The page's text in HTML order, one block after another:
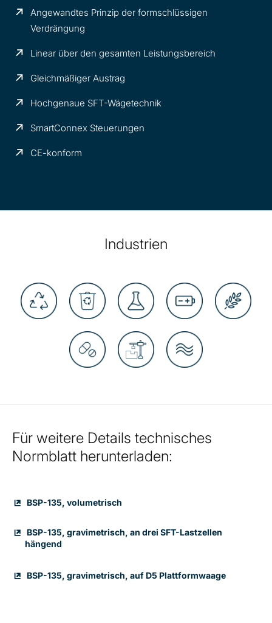
Angewandtes Prinzip der formschlüssigen
Verdrängung
Linear über den gesamten Leistungsbereich
Gleichmäßiger Austrag
Hochgenaue SFT-Wägetechnik
SmartConnex Steuerungen
CE-konform
Industrien
Für weitere Details technisches
Normblatt herunterladen:
BSP-135, volumetrisch
BSP-135, gravimetrisch, an drei SFT-Lastzellen
hängend
BSP-135, gravimetrisch, auf D5 Plattformwaage